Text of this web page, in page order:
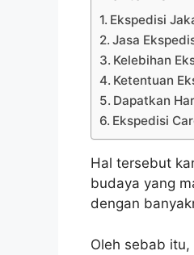
Ekspedisi
Jasa
Kelebihan
Ketentuan
Dapatkan
Ekspedisi
Hal tersebut
budaya yang
dengan
Oleh sebab